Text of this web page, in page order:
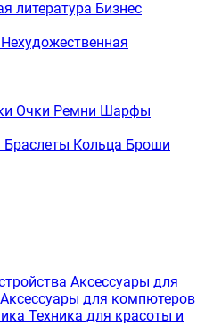
литература Бизнес
Нехудожественная
Очки Ремни Шарфы
Браслеты Кольца Броши
Аксессуары для
Аксессуары для компютеров
Техника для красоты и